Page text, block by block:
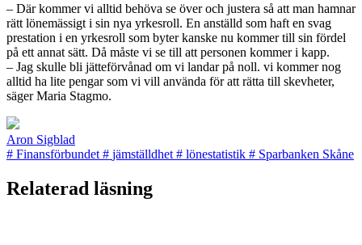
– Där kommer vi alltid behöva se över och justera så att man hamnar
rätt lönemässigt i sin nya yrkesroll. En anställd som haft en svag
prestation i en yrkesroll som byter kanske nu kommer till sin fördel
på ett annat sätt. Då måste vi se till att personen kommer i kapp.
– Jag skulle bli jätteförvånad om vi landar på noll. vi kommer nog
alltid ha lite pengar som vi vill använda för att rätta till skevheter,
säger Maria Stagmo.
Aron Sigblad
# Finansförbundet # jämställdhet # lönestatistik # Sparbanken Skåne
Relaterad läsning